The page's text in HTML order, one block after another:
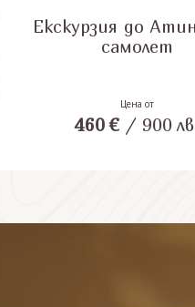
Екскурзия до
самолет
Цена от
460 € / 900